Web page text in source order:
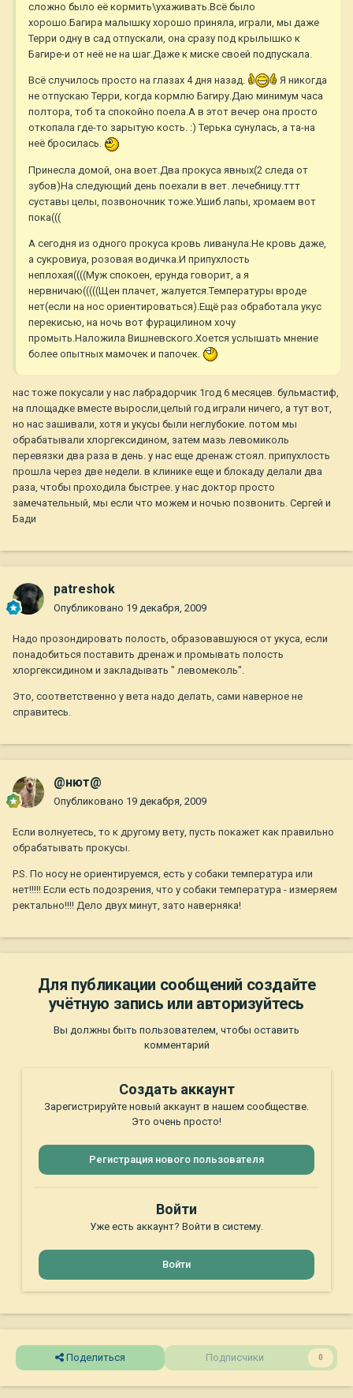
сложно было её кормить\ухаживать.Всё было
хорошо.Багира малышку хорошо приняла, играли, мы даже
Терри одну в сад отпускали, она сразу под крылышко к
Багире-и от неё не на шаг.Даже к миске своей подпускала.
Всё случилось просто на глазах 4 дня назад.
Я никогда
не отпускаю Терри, когда кормлю Багиру.Даю минимум часа
полтора, тоб та спокойно поела.А в этот вечер она просто
откопала где-то зарытую кость. :) Терька сунулась, а та-на
неё бросилась.
Принесла домой, она воет.Два прокуса явных(2 следа от
зубов)На следующий день поехали в вет. лечебницу.ттт
суставы целы, позвоночник тоже.Ушиб лапы, хромаем вот
пока(((
А сегодня из одного прокуса кровь ливанула.Не кровь даже,
а сукровиуа, розовая водичка.И припухлость
неплохая((((Муж спокоен, ерунда говорит, а я
нервничаю(((((Щен плачет, жалуется.Температуры вроде
нет(если на нос ориентироваться).Ещё раз обработала укус
перекисью, на ночь вот фурацилином хочу
промыть.Наложила Вишневского.Хоется услышать мнение
более опытных мамочек и папочек.
нас тоже покусали у нас лабрадорчик 1год 6 месяцев. бульмастиф,
на площадке вместе выросли,целый год играли ничего, а тут вот,
но нас зашивали, хотя и укусы были неглубокие. потом мы
обрабатывали хлоргексидином, затем мазь левомиколь
перевязки два раза в день. у нас еще дренаж стоял. припухлость
прошла через две недели. в клинике еще и блокаду делали два
раза, чтобы проходила быстрее. у нас доктор просто
замечательный, мы если что можем и ночью позвонить. Сергей и
Бади
patreshok
Опубликовано 19 декабря, 2009
Надо прозондировать полость, образовавшуюся от укуса, если
понадобиться поставить дренаж и промывать полость
хлоргексидином и закладывать " левомеколь".
Это, соответственно у вета надо делать, сами наверное не
справитесь.
@нют@
Опубликовано 19 декабря, 2009
Если волнуетесь, то к другому вету, пусть покажет как правильно
обрабатывать прокусы.
P.S. По носу не ориентируемся, есть у собаки температура или
нет!!!!! Если есть подозрения, что у собаки температура - измеряем
ректально!!!! Дело двух минут, зато наверняка!
Для публикации сообщений создайте
учётную запись или авторизуйтесь
Вы должны быть пользователем, чтобы оставить
комментарий
Создать аккаунт
Зарегистрируйте новый аккаунт в нашем сообществе.
Это очень просто!
Регистрация нового пользователя
Войти
Уже есть аккаунт? Войти в систему.
Войти
Поделиться Подписчики 0